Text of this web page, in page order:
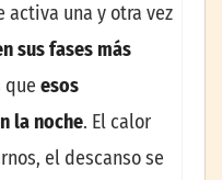
activa una y otra vez
sus fases más
que esos
la noche. El calor
el descanso se